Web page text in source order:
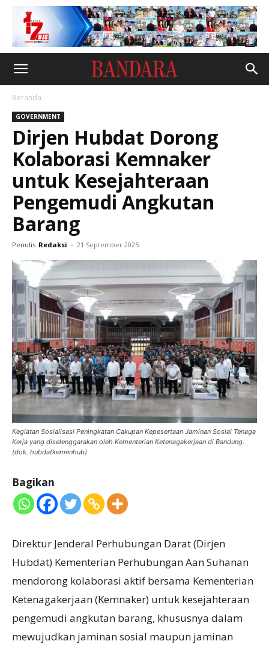
Beranda
GOVERNMENT
Dirjen Hubdat Dorong
Kolaborasi Kemnaker
untuk Kesejahteraan
Pengemudi Angkutan
Barang
Penulis Redaksi - 21 September 2025
Kegiatan Sosialisasi Peningkatan Cakupan Kepesertaan Jaminan Sosial Tenaga
Kerja yang diselenggarakan oleh Kementerian Ketenagakerjaan di Bandung.
(dok. hubdatkemenhub)
Bagikan
Direktur Jenderal Perhubungan Darat (Dirjen
Hubdat) Kementerian Perhubungan Aan Suhanan
mendorong kolaborasi aktif bersama Kementerian
Ketenagakerjaan (Kemnaker) untuk kesejahteraan
pengemudi angkutan barang, khususnya dalam
mewujudkan jaminan sosial maupun jaminan